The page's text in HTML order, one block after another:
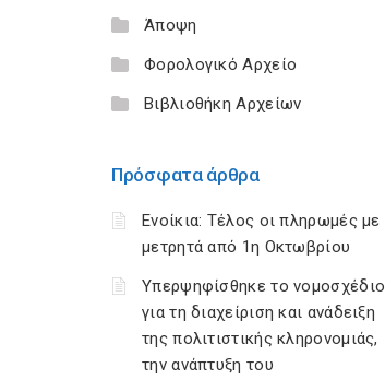
Άποψη
Φορολογικό Αρχείο
Βιβλιοθήκη Αρχείων
Πρόσφατα άρθρα
Ενοίκια: Τέλος οι πληρωμές με
μετρητά από 1η Οκτωβρίου
Υπερψηφίσθηκε το νομοσχέδιο
για τη διαχείριση και ανάδειξη
της πολιτιστικής κληρονομιάς,
την ανάπτυξη του